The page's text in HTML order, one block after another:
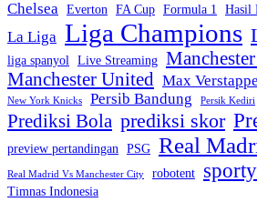
Chelsea Everton FA Cup Formula 1 Hasil
La Liga Liga Champions
liga spanyol Live Streaming
Manchester United Max
New York Knicks Persib Bandung Persik Kediri
Prediksi Bola prediksi skor
preview pertandingan PSG Real
Real Madrid Vs Manchester City robotent
Timnas Indonesia